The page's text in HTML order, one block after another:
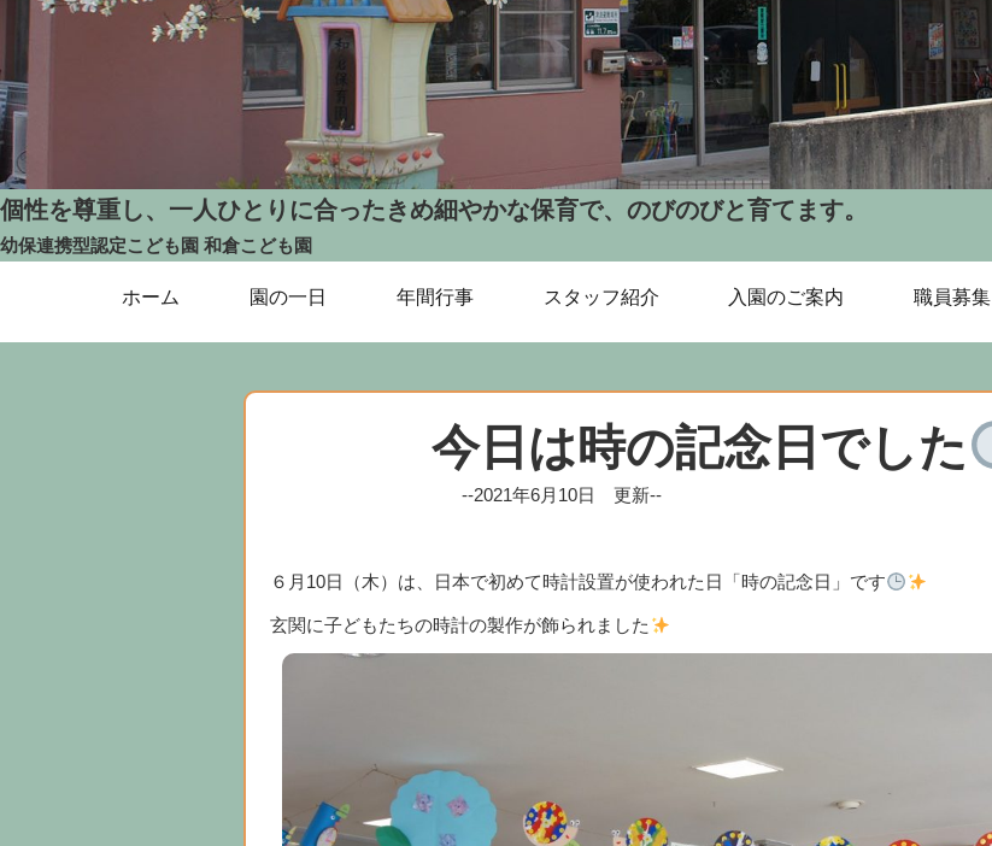
個性を尊重し、一人ひとりに合ったきめ細やかな保育で、のびのびと育てます。
幼保連携型認定こども園 和倉こども園
ホーム 園の一日 年間行事 スタッフ紹介 入園のご案内 職員募集
今日は時の記念日でした
--2021年6月10日 更新--
６月10日（木）は、日本で初めて時計設置が使われた日「時の記念日」です
玄関に子どもたちの時計の製作が飾られました